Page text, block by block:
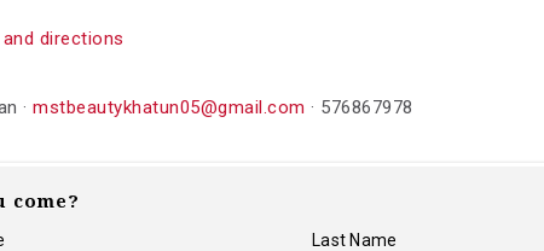
directions
· mstbeautykhatun05@gmail.com · 576867978
come?
Last Name